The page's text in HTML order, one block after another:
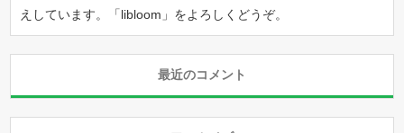
えしています。「libloom 」をよろしくどうぞ。
最近のコメント